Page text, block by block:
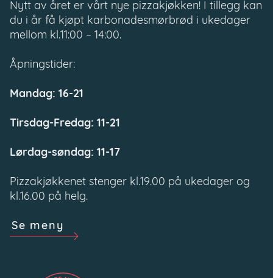
Nytt av året er vårt nye pizzakjøkken! I tillegg kan
du i år få kjøpt karbonadesmørbrød i ukedager
mellom kl.11:00 – 14:00.
Åpningstider:
Mandag: 16-21
Tirsdag-Fredag: 11-21
Lørdag-søndag: 11-17
Pizzakjøkkenet stenger kl.19.00 på ukedager og
kl.16.00 på helg.
Se meny